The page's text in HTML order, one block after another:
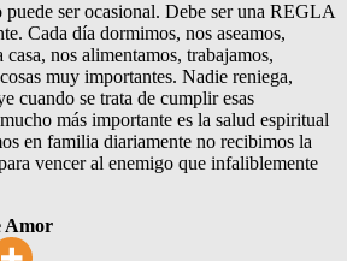
ser ocasional. Debe ser una REGLA
Cada día dormimos, nos aseamos,
nos alimentamos, trabajamos,
muy importantes. Nadie reniega,
cuando se trata de cumplir esas
más importante es la salud espiritual
en familia diariamente no recibimos la
vencer al enemigo que infaliblemente
Amor